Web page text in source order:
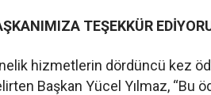
TEŞEKKÜR
hizmetlerin dördüncü kez
Başkan Yücel Yılmaz, “Bu